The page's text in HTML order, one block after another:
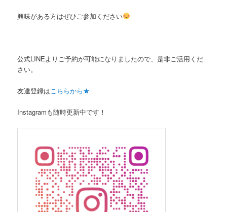
興味がある方はぜひご参加ください
公式LINEよりご予約が可能になりましたので、是非ご活用くだ
さい。
友達登録はこちらから★
Instagramも随時更新中です！